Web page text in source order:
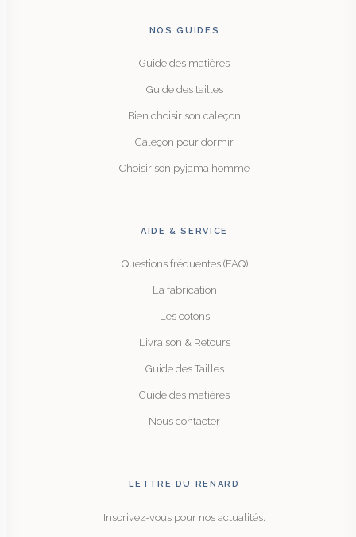
NOS GUIDES
Guide des matières
Guide des tailles
Bien choisir son caleçon
Caleçon pour dormir
Choisir son pyjama homme
AIDE & SERVICE
Questions fréquentes (FAQ)
La fabrication
Les cotons
Livraison & Retours
Guide des Tailles
Guide des matières
Nous contacter
LETTRE DU RENARD
Inscrivez-vous pour nos actualités.